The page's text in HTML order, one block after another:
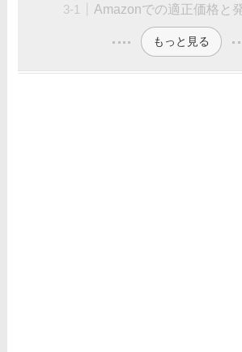
Amazonでの適正価格と
もっと見る